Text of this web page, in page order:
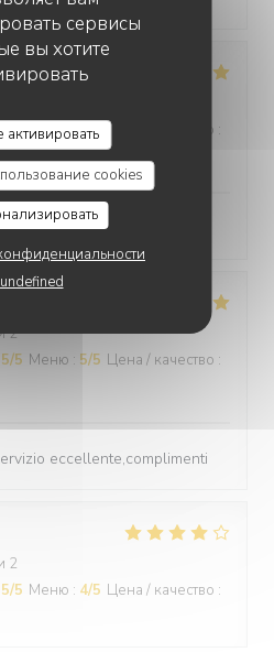
сервисы
вы хотите
активировать
cookies
undefined
5/5 Меню: 5/5 Цена / качество :
2
5/5 Меню : 5/5 Цена / качество :
eccellente,complimenti
2
5/5 Меню : 4/5 Цена / качество :